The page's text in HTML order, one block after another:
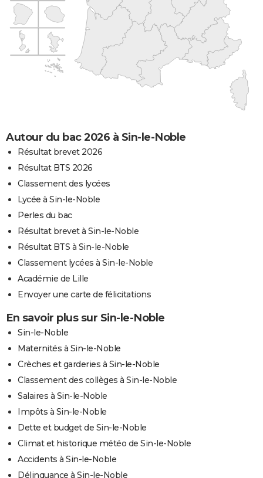
Autour du bac 2026 à Sin-le-Noble
Résultat brevet 2026
Résultat BTS 2026
Classement des lycées
Lycée à Sin-le-Noble
Perles du bac
Résultat brevet à Sin-le-Noble
Résultat BTS à Sin-le-Noble
Classement lycées à Sin-le-Noble
Académie de Lille
Envoyer une carte de félicitations
En savoir plus sur Sin-le-Noble
Sin-le-Noble
Maternités à Sin-le-Noble
Crèches et garderies à Sin-le-Noble
Classement des collèges à Sin-le-Noble
Salaires à Sin-le-Noble
Impôts à Sin-le-Noble
Dette et budget de Sin-le-Noble
Climat et historique météo de Sin-le-Noble
Accidents à Sin-le-Noble
Délinquance à Sin-le-Noble